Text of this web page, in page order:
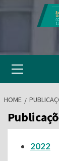
Menu
HOME
2022